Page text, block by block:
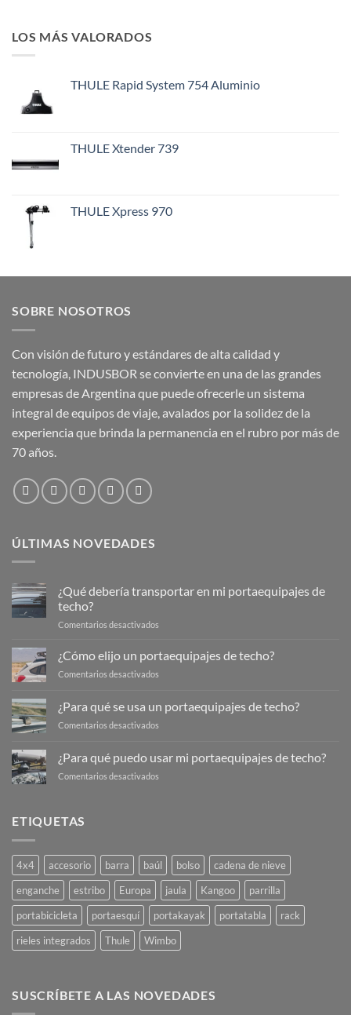
LOS MÁS VALORADOS
THULE Rapid System 754 Aluminio
THULE Xtender 739
THULE Xpress 970
SOBRE NOSOTROS
Con visión de futuro y estándares de alta calidad y
tecnología, INDUSBOR se convierte en una de las grandes
empresas de Argentina que puede ofrecerle un sistema
integral de equipos de viaje, avalados por la solidez de la
experiencia que brinda la permanencia en el rubro por más de
70 años.
ÚLTIMAS NOVEDADES
¿Qué debería transportar en mi portaequipajes de
techo?
Comentarios desactivados
debería
transportar
portaequipajes
¿Cómo elijo un portaequipajes de techo?
Comentarios desactivados
un
¿Para qué se usa un portaequipajes de techo?
Comentarios desactivados
se
¿Para qué puedo usar mi portaequipajes de techo?
Comentarios desactivados
portaequipajes
de
techo?
ETIQUETAS
4x4 accesorio barra baúl bolso
cadena de nieve
enganche
estribo Europa jaula Kangoo
parrilla
portabicicleta
portaesquí portakayak portatabla
rack
rieles integrados
Thule Wimbo
SUSCRÍBETE A LAS NOVEDADES